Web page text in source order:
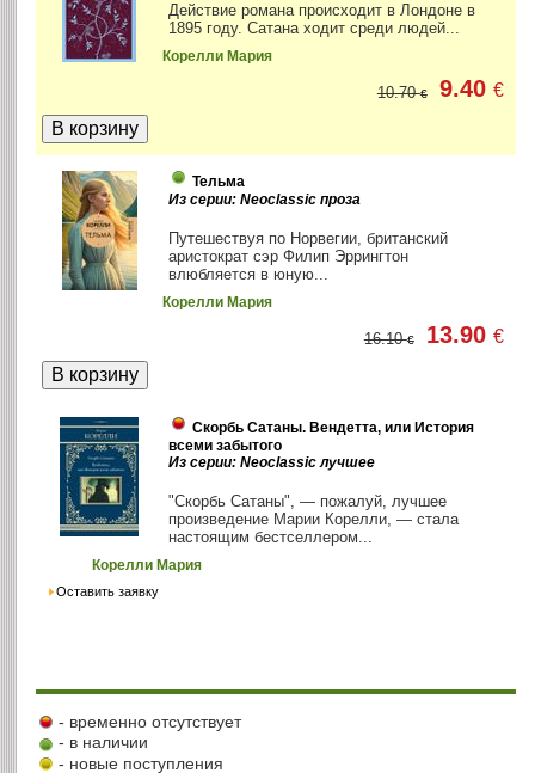
Действие романа происходит в Лондоне в
1895 году. Сатана ходит среди людей...
Корелли Мария
10.70€ 9.40€
Тельма
Из серии: Neoclassic проза
Путешествуя по Норвегии, британский
аристократ сэр Филип Эррингтон
влюбляется в юную...
Корелли Мария
16.10€ 13.90€
Скорбь Сатаны. Вендетта, или История
всеми забытого
Из серии: Neoclassic лучшее
"Скорбь Сатаны", — пожалуй, лучшее
произведение Марии Корелли, — стала
настоящим бестселлером...
Корелли Мария
Оставить заявку
- временно отсутствует
- в наличии
- новые поступления